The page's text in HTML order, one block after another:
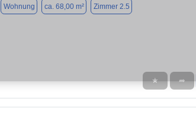
Wohnung ca. 68,00 m² Zimmer 2.5
★ ➦